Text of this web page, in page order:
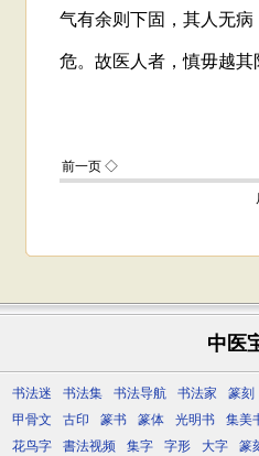
中医
书法迷 书法集 书法导航 书法家 篆刻
甲骨文
古印 篆书 篆体 光明书 集美
花鸟字
書法视频 集字 字形 大字 篆